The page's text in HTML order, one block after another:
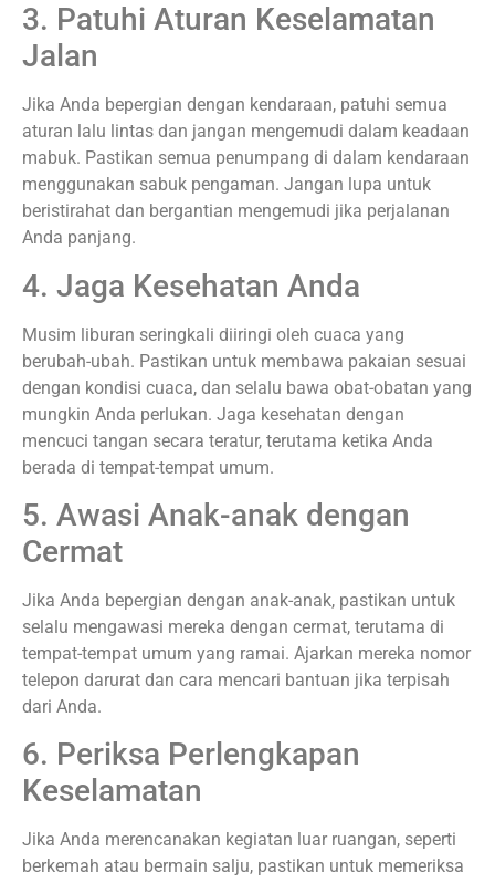
3. Patuhi Aturan Keselamatan
Jalan
Jika Anda bepergian dengan kendaraan, patuhi semua
aturan lalu lintas dan jangan mengemudi dalam keadaan
mabuk. Pastikan semua penumpang di dalam kendaraan
menggunakan sabuk pengaman. Jangan lupa untuk
beristirahat dan bergantian mengemudi jika perjalanan
Anda panjang.
4. Jaga Kesehatan Anda
Musim liburan seringkali diiringi oleh cuaca yang
berubah-ubah. Pastikan untuk membawa pakaian sesuai
dengan kondisi cuaca, dan selalu bawa obat-obatan yang
mungkin Anda perlukan. Jaga kesehatan dengan
mencuci tangan secara teratur, terutama ketika Anda
berada di tempat-tempat umum.
5. Awasi Anak-anak dengan
Cermat
Jika Anda bepergian dengan anak-anak, pastikan untuk
selalu mengawasi mereka dengan cermat, terutama di
tempat-tempat umum yang ramai. Ajarkan mereka nomor
telepon darurat dan cara mencari bantuan jika terpisah
dari Anda.
6. Periksa Perlengkapan
Keselamatan
Jika Anda merencanakan kegiatan luar ruangan, seperti
berkemah atau bermain salju, pastikan untuk memeriksa